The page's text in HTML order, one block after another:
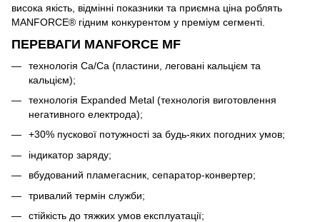
висока якість, відмінні показники та приємна ціна роблять
MANFORCE® гідним конкурентом у преміум сегменті.
ПЕРЕВАГИ MANFORСE MF
технологія Ca/Ca (пластини, леговані кальцієм та
кальцієм);
технологія Expanded Metal (технологія виготовлення
негативного електрода);
+30% пускової потужності за будь-яких погодних умов;
індикатор заряду;
вбудований пламегасник, сепаратор-конвертер;
тривалий термін служби;
стійкість до тяжких умов експлуатації;